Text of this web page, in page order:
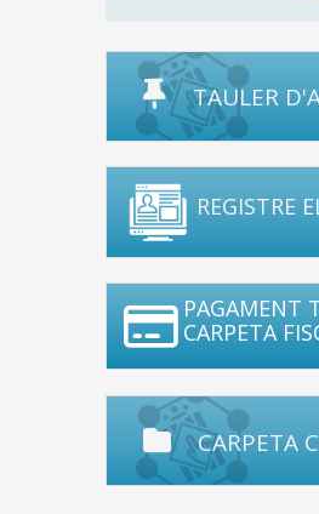
TAULER
REGISTRE
PAGAMENT
CARPETA
CARPETA